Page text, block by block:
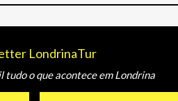
LondrinaTur
tudo o que acontece em Londrina